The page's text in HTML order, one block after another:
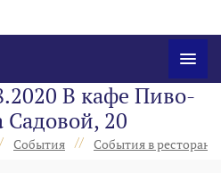
В кафе Пиво-
Садовой, 20
События // События в